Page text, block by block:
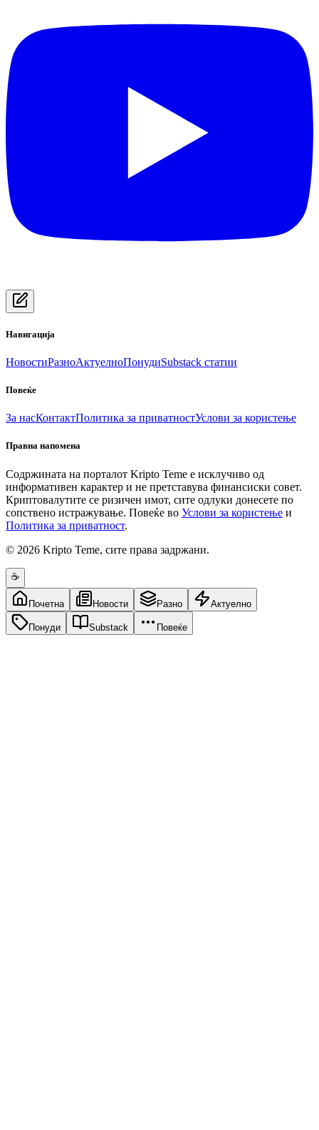
Навигација
НовостиРазноАктуелноПонудиSubstack статии
Повеќе
За насКонтактПолитика за приватностУслови за користење
Правна напомена
Содржината на порталот Kripto Teme е исклучиво од
информативен карактер и не претставува финансиски совет.
Криптовалутите се ризичен имот, сите одлуки донесете по
сопствено истражување. Повеќе во Услови за користење и
Политика за приватност.
© 2026 Kripto Teme, сите права задржани.
☕
Почетна Новости Разно Актуелно
Понуди Substack Повеќе